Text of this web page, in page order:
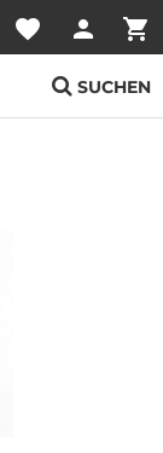
favorite person shopping_cart
SUCHEN